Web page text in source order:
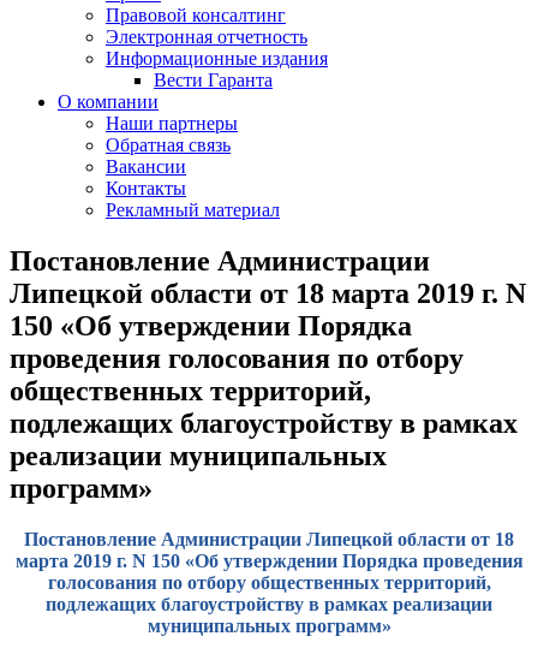
Правовой консалтинг
Электронная отчетность
Информационные издания
Вести Гаранта
О компании
Наши партнеры
Обратная связь
Вакансии
Контакты
Рекламный материал
Постановление Администрации
Липецкой области от 18 марта 2019 г. N
150 «Об утверждении Порядка
проведения голосования по отбору
общественных территорий,
подлежащих благоустройству в рамках
реализации муниципальных
программ»
Постановление Администрации Липецкой области от 18
марта 2019 г. N 150 «Об утверждении Порядка проведения
голосования по отбору общественных территорий,
подлежащих благоустройству в рамках реализации
муниципальных программ»